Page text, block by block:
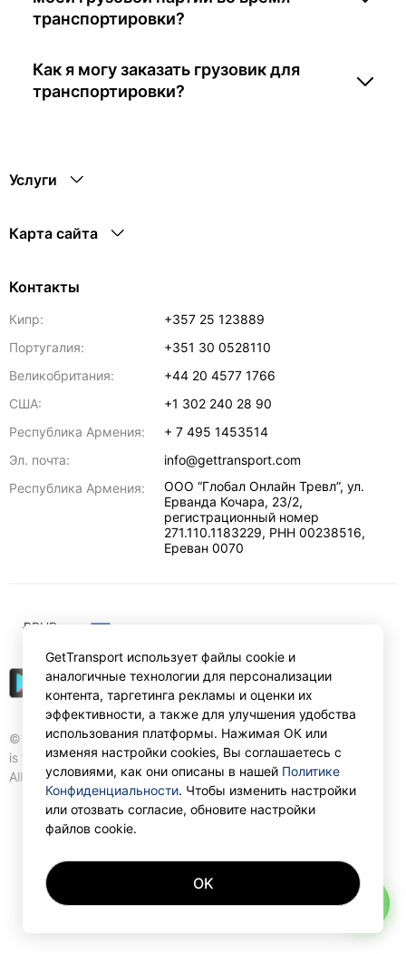
транспортировки?
Как я могу заказать грузовик для
транспортировки?
Услуги
Карта сайта
Контакты
Кипр:
+357 25 123889
Португалия:
+351 30 0528110
Великобритания:
+44 20 4577 1766
США:
+1 302 240 28 90
Республика Армения:
+ 7 495 1453514
Эл. почта:
info@gettransport.com
Республика Армения:
ООО “Глобал Онлайн Тревл”, ул.
Ерванда Кочара, 23/2,
регистрационный номер
271.110.1183229, РНН 00238516,
Ереван 0070
© Gettransport International Limited. GetTransport®
is trademark of Gettransport International Limited.
All rights reserved.
₽RUB
GetTransport использует файлы cookie и
аналогичные технологии для персонализации
контента, таргетинга рекламы и оценки их
эффективности, а также для улучшения удобства
использования платформы. Нажимая ОК или
изменяя настройки cookies, Вы соглашаетесь с
условиями, как они описаны в нашей Политике
Конфиденциальности. Чтобы изменить настройки
или отозвать согласие, обновите настройки
файлов cookie.
OK
AI